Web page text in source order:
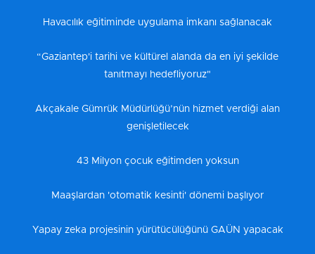
Havacılık eğitiminde uygulama imkanı sağlanacak
“Gaziantep'i tarihi ve kültürel alanda da en iyi şekilde
tanıtmayı hedefliyoruz"
Akçakale Gümrük Müdürlüğü’nün hizmet verdiği alan
genişletilecek
43 Milyon çocuk eğitimden yoksun
Maaşlardan 'otomatik kesinti' dönemi başlıyor
Yapay zeka projesinin yürütücülüğünü GAÜN yapacak